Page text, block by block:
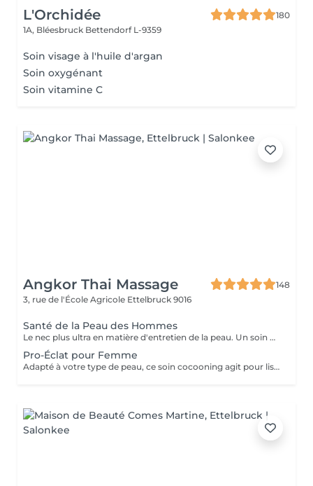
L'Orchidée
180
1A, Bléesbruck Bettendorf L-9359
Soin visage à l'huile d'argan
Soin oxygénant
Soin vitamine C
Angkor Thai Massage
148
3, rue de l'École Agricole Ettelbruck 9016
Santé de la Peau des Hommes
Le nec plus ultra en matière d'entretien de la peau. Un soin du visage sur mesure conçut pour atténuer les ridules et récupérer la peau fatiguée. En plus d'un massage signature du visage, du cou et des épaules, exfolier, nettoyer, restaurer et protéger sont au cur de ce soin du visage pour ces messieurs.
Pro-Éclat pour Femme
Adapté à votre type de peau, ce soin cocooning agit pour lisser et tonifier. il offre un coup de fouet aux peaux fatiguées et laisse votre teint renouvelé et revitalisé.